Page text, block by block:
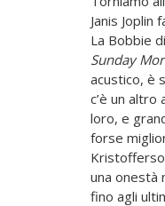
Janis Joplin
La Bobbie
Sunday
acustico, è
c’è un altro
loro, e
forse
una onestà
fino agli